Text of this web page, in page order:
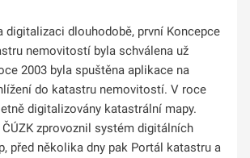
digitalizaci dlouhodobě, první Koncepce
nemovitostí byla schválena už
2003 byla spuštěna aplikace na
do katastru nemovitostí. V roce
digitalizovány katastrální mapy.
zprovoznil systém digitálních
před několika dny pak Portál katastru a